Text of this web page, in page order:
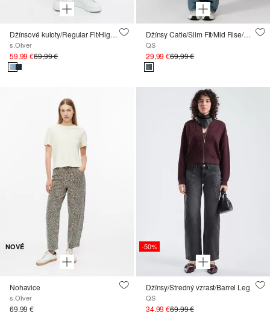
Džínsové kuloty/Regular Fit/High Rise/Extra Wide Leg/100 % bavlna
s.Oliver
59,99 €69,99 €
Džínsy Catie/Slim Fit/Mid Rise/Wide Leg
QS
29,99 €69,99 €
NOVÉ
Nohavice
s.Oliver
69,99 €
-50%
Džínsy/Stredný vzrast/Barrel Leg
QS
34,99 €69,99 €